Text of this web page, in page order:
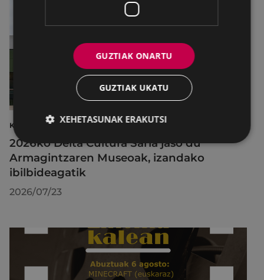
KULTURA
2026ko Delta Cultura Saria jaso du
Armagintzaren Museoak, izandako
ibilbideagatik
2026/07/23
GUZTIAK ONARTU
GUZTIAK UKATU
XEHETASUNAK ERAKUTSI